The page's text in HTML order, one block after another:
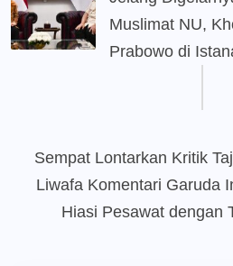
Muslimat NU,
Prabowo di
Sempat Lontarkan Kritik
Liwafa Komentari Garuda
Hiasi Pesawat dengan